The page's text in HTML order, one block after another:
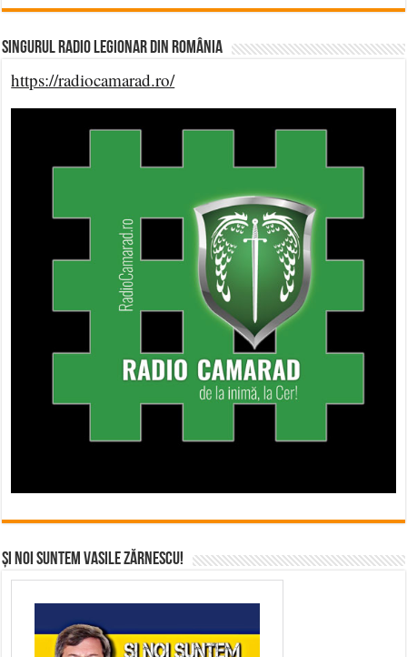
Singurul Radio Legionar din România
https://radiocamarad.ro/
Și noi suntem Vasile Zărnescu!